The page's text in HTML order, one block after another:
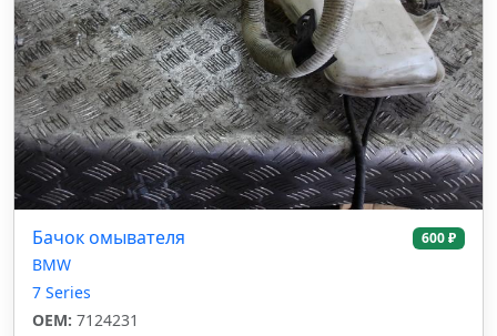
Бачок омывателя 600 ₽
BMW
7 Series
OEM: 7124231